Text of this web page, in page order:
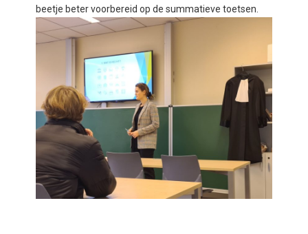
beetje beter voorbereid op de summatieve toetsen.